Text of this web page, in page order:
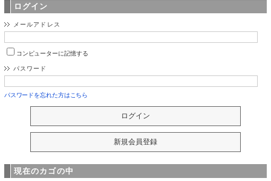
ログイン
メールアドレス
コンピューターに記憶する
パスワード
パスワードを忘れた方はこちら
現在のカゴの中